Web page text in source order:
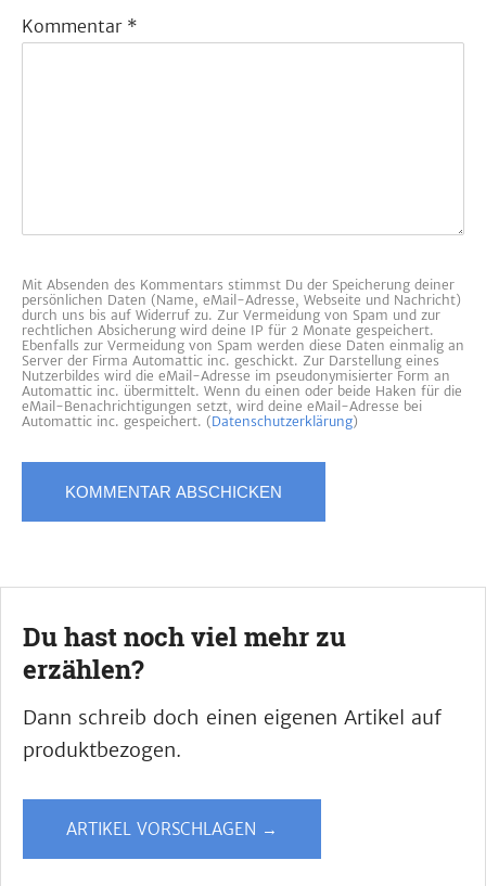
Kommentar *
Mit Absenden des Kommentars stimmst Du der Speicherung deiner
persönlichen Daten (Name, eMail-Adresse, Webseite und Nachricht)
durch uns bis auf Widerruf zu. Zur Vermeidung von Spam und zur
rechtlichen Absicherung wird deine IP für 2 Monate gespeichert.
Ebenfalls zur Vermeidung von Spam werden diese Daten einmalig an
Server der Firma Automattic inc. geschickt. Zur Darstellung eines
Nutzerbildes wird die eMail-Adresse im pseudonymisierter Form an
Automattic inc. übermittelt. Wenn du einen oder beide Haken für die
eMail-Benachrichtigungen setzt, wird deine eMail-Adresse bei
Automattic inc. gespeichert. (Datenschutzerklärung)
Du hast noch viel mehr zu
erzählen?
Dann schreib doch einen eigenen Artikel auf
produktbezogen.
ARTIKEL VORSCHLAGEN →